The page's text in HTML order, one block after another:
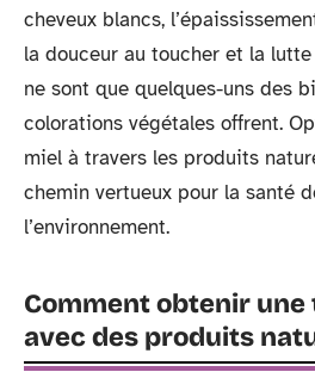
cheveux blancs,
la douceur au toucher et la
ne sont que quelques-uns des
colorations végétales offrent.
miel à travers les produits
chemin vertueux pour la santé
l’environnement.
Comment obtenir une
avec des produits